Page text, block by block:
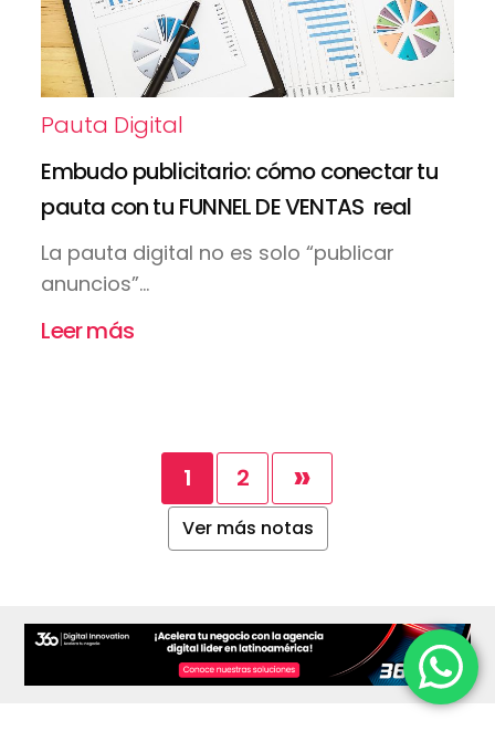
Pauta Digital
Embudo publicitario: cómo conectar tu
pauta con tu FUNNEL DE VENTAS real
La pauta digital no es solo “publicar
anuncios”...
Leer más
1 2 »
Ver más notas